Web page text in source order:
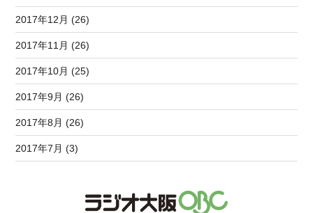
2017年12月 (26)
2017年11月 (26)
2017年10月 (25)
2017年9月 (26)
2017年8月 (26)
2017年7月 (3)